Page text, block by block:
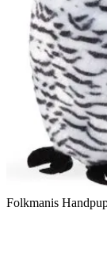
Folkmanis